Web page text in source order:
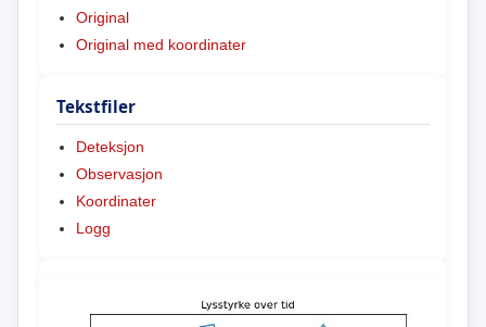
Original
Original med koordinater
Tekstfiler
Deteksjon
Observasjon
Koordinater
Logg